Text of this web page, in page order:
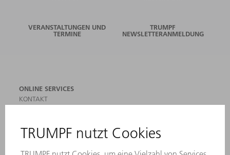
VERANSTALTUNGEN UND
TERMINE
TRUMPF
NEWSLETTERANMELDUNG
ONLINE SERVICES
KONTAKT
VERANSTALTUNGEN UND TERMINE
NEWSLETTER-ANMELDUNG
MYTRUMPF